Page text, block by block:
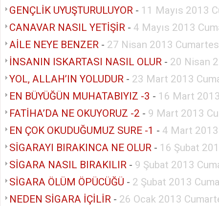
GENÇLİK UYUŞTURULUYOR - 11 Mayıs 2013
CANAVAR NASIL YETİŞİR - 4 Mayıs 2013
AİLE NEYE BENZER - 27 Nisan 2013
İNSANIN ISKARTASI NASIL OLUR - 20 Nisan
YOL, ALLAH’IN YOLUDUR - 23 Mart 2013
EN BÜYÜĞÜN MUHATABIYIZ -3 - 16 Mart
FATİHA’DA NE OKUYORUZ -2 - 9 Mart 2013
EN ÇOK OKUDUĞUMUZ SURE -1 - 4 Mart
SİGARAYI BIRAKINCA NE OLUR - 16 Şubat
SİGARA NASIL BIRAKILIR - 9 Şubat 2013
SİGARA ÖLÜM ÖPÜCÜĞÜ - 2 Şubat 2013
NEDEN SİGARA İÇİLİR - 26 Ocak 2013